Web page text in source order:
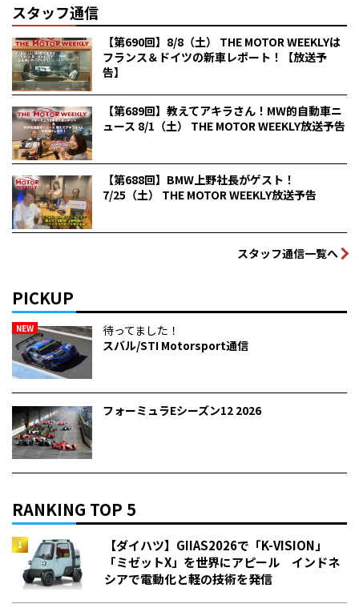
スタッフ通信
【第690回】8/8（土） THE MOTOR WEEKLYは
フランス＆ドイツの新車レポート！【放送予
告】
【第689回】教えてアキラさん！MW的自動車ニ
ュース 8/1（土） THE MOTOR WEEKLY放送予告
【第688回】BMW上野社長がゲスト！
7/25（土） THE MOTOR WEEKLY放送予告
スタッフ通信一覧へ
PICKUP
NEW
待ってました！
スバル/STI Motorsport通信
フォーミュラEシーズン12 2026
RANKING TOP 5
【ダイハツ】GIIAS2026で「K-VISION」
「ミゼットX」を世界にアピール インドネ
シアで電動化と軽の技術を発信